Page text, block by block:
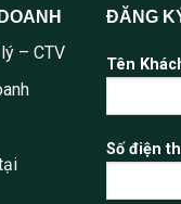
– CTV
ĐĂNG
Tên
Số điện